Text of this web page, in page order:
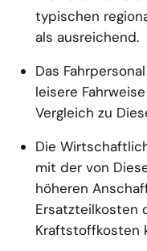
typischen
als ausreichend.
Das
leisere
Vergleich zu
Die
mit der von
höheren
Ersatzteilkosten
Kraftstoffkosten